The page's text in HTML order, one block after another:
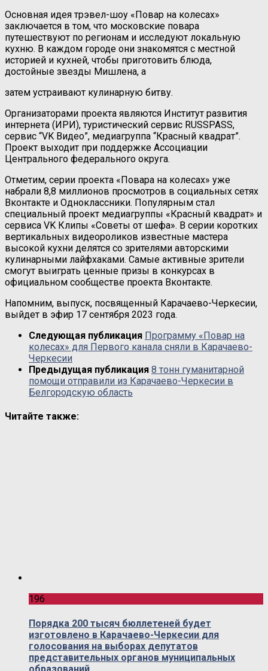
Основная идея трэвел-шоу «Повар на колесах»
заключается в том, что московские повара
путешествуют по регионам и исследуют локальную
кухню. В каждом городе они знакомятся с местной
историей и кухней, чтобы приготовить блюда,
достойные звезды Мишлена, а
затем устраивают кулинарную битву.
Организаторами проекта являются Институт развития
интернета (ИРИ), туристический сервис RUSSPASS,
сервис “VK Видео”, медиагруппа “Красный квадрат”.
Проект выходит при поддержке Ассоциации
Центрального федерального округа.
Отметим, серии проекта «Повара на колесах» уже
набрали 8,8 миллионов просмотров в социальных сетях
Вконтакте и Одноклассники. Популярным стал
специальный проект медиагруппы «Красный квадрат» и
сервиса VK Клипы «Советы от шефа». В серии коротких
вертикальных видеороликов известные мастера
высокой кухни делятся со зрителями авторскими
кулинарными лайфхаками. Самые активные зрители
смогут выиграть ценные призы в конкурсах в
официальном сообществе проекта Вконтакте.
Напомним, выпуск, посвященный Карачаево-Черкесии,
выйдет в эфир 17 сентября 2023 года.
Следующая публикация Программу «Повар на
колесах» для Первого канала сняли в Карачаево-
Черкесии
Предыдущая публикация 8 тонн гуманитарной
помощи отправили из Карачаево-Черкесии в
Белгородскую область
Читайте также:
196
Порядка 200 тысяч бюллетеней будет
изготовлено в Карачаево-Черкесии для
голосования на выборах депутатов
представительных органов муниципальных
образований